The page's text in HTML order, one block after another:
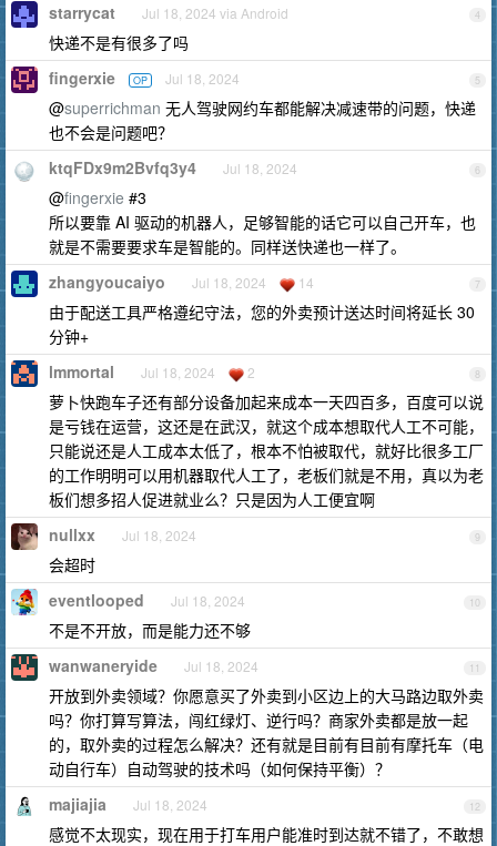
4
starrycat Jul 18, 2024 via Android
快递不是有很多了吗
5
fingerxie OP Jul 18, 2024
@superrichman 无人驾驶网约车都能解决减速带的问题，快递
也不会是问题吧？
6
ktqFDx9m2Bvfq3y4 Jul 18, 2024
@fingerxie #3
所以要靠 AI 驱动的机器人，足够智能的话它可以自己开车，也
就是不需要要求车是智能的。同样送快递也一样了。
7
zhangyoucaiyo Jul 18, 2024 14
由于配送工具严格遵纪守法，您的外卖预计送达时间将延长 30
分钟+
8
lmmortal Jul 18, 2024 2
萝卜快跑车子还有部分设备加起来成本一天四百多，百度可以说
是亏钱在运营，这还是在武汉，就这个成本想取代人工不可能，
只能说还是人工成本太低了，根本不怕被取代，就好比很多工厂
的工作明明可以用机器取代人工了，老板们就是不用，真以为老
板们想多招人促进就业么？只是因为人工便宜啊
9
nullxx Jul 18, 2024
会超时
10
eventlooped Jul 18, 2024
不是不开放，而是能力还不够
11
wanwaneryide Jul 18, 2024
开放到外卖领域？你愿意买了外卖到小区边上的大马路边取外卖
吗？你打算写算法，闯红绿灯、逆行吗？商家外卖都是放一起
的，取外卖的过程怎么解决？还有就是目前有目前有摩托车（电
动自行车）自动驾驶的技术吗（如何保持平衡）？
12
majiajia Jul 18, 2024
感觉不太现实，现在用于打车用户能准时到达就不错了，不敢想